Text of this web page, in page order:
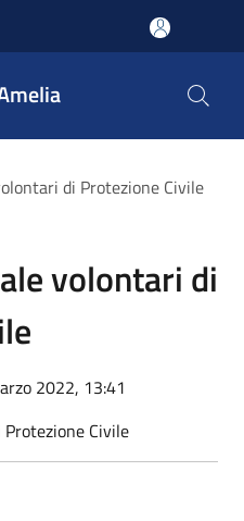
di Protezione Civile
volontari di
2022, 13:41
Civile